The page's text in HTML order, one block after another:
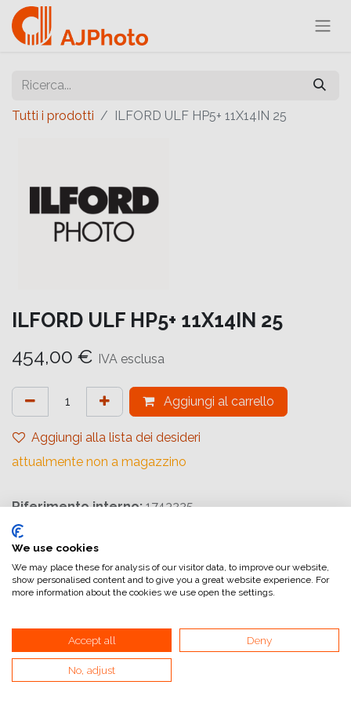
Tutti i prodotti ILFORD ULF HP5+ 11X14IN 25
ILFORD ULF HP5+ 11X14IN 25
454,00 € IVA esclusa
Aggiungi al carrello
Aggiungi alla lista dei desideri
attualmente non a magazzino
Riferimento interno:1743225
Pellicola rapida, 400 ISO, molto adatta al sovrasviluppo. Si
può esporre fino a 3200 ISO sviluppandola con un rivelatore
Pellicola ideale per fotogionalismo, sport, soggetti in
movimento rapido, Rivelatori consigliati: ID11, Microphen,
Ilfotech HC, Ilfotec LC29, Ilfotec DDX, Ilfosol 3.
We use cookies
We may place these for analysis of our visitor data, to improve our website,
show personalised content and to give you a great website experience. For
more information about the cookies we use open the settings.
Accept all Deny
No, adjust